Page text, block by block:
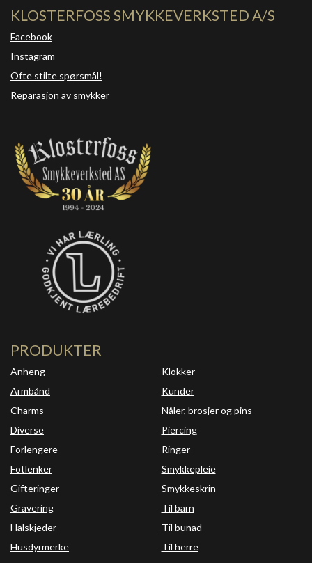
KLOSTERFOSS SMYKKEVERKSTED A/S
Facebook
Instagram
Ofte stilte spørsmål!
Reparasjon av smykker
PRODUKTER
Anheng
Armbånd
Charms
Diverse
Forlengere
Fotlenker
Gifteringer
Gravering
Halskjeder
Husdyrmerke
Klokker
Kunder
Nåler, brosjer og pins
Piercing
Ringer
Smykkepleie
Smykkeskrin
Til barn
Til bunad
Til herre